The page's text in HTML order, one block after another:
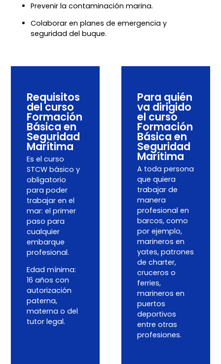
Prevenir la contaminación marina.
Colaborar en planes de emergencia y
seguridad del buque.
Requisitos
del curso
Formación
Básica en
Seguridad
Marítima
Es el curso
STCW básico y
obligatorio
para poder
trabajar en el
mar: el primer
paso para
cualquier
embarque
profesional.
Edad mínima:
16 años con
autorización
paterna,
materna o del
tutor legal.
Para quién
va dirigido
el curso
Formación
Básica en
Seguridad
Marítima
A toda persona
que quiera
trabajar de
manera
profesional en
barcos, como
por ejemplo,
marineros en
yates, patrones
de charter,
cruceros o
ferries,
marineros en
puertos
deportivos
entre otras
profesiones.